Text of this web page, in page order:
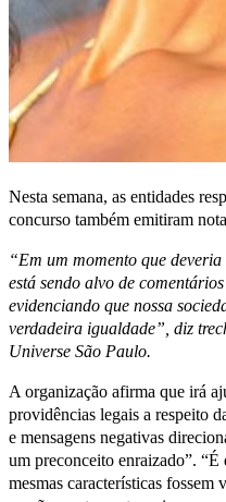
Nesta semana, as entidades
concurso também emitiram
“Em um momento que
está sendo alvo de
evidenciando que nossa
verdadeira igualdade”, diz
Universe São Paulo.
A organização afirma que irá
providências legais a respeito
e mensagens negativas
um preconceito enraizado”. “É
mesmas características fossem